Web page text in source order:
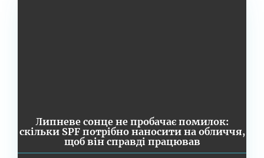
Липневе сонце не пробачає помилок:
скільки SPF потрібно наносити на обличчя,
щоб він справді працював